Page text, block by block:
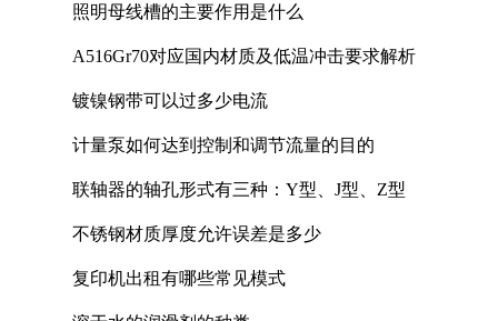
照明母线槽的主要作用是什么
A516Gr70对应国内材质及低温冲击要求解析
镀镍钢带可以过多少电流
计量泵如何达到控制和调节流量的目的
联轴器的轴孔形式有三种：Y型、J型、Z型
不锈钢材质厚度允许误差是多少
复印机出租有哪些常见模式